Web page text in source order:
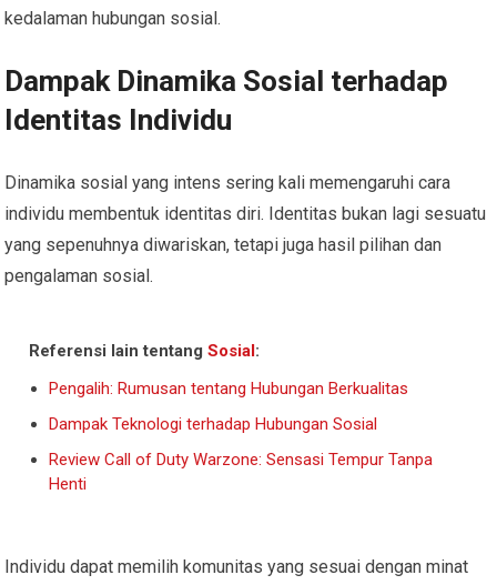
kedalaman hubungan sosial.
Dampak Dinamika Sosial terhadap
Identitas Individu
Dinamika sosial yang intens sering kali memengaruhi cara
individu membentuk identitas diri. Identitas bukan lagi sesuatu
yang sepenuhnya diwariskan, tetapi juga hasil pilihan dan
pengalaman sosial.
Referensi lain tentangSosial:
Pengalih: Rumusan tentang Hubungan Berkualitas
Dampak Teknologi terhadap Hubungan Sosial
Review Call of Duty Warzone: Sensasi Tempur Tanpa
Henti
Individu dapat memilih komunitas yang sesuai dengan minat